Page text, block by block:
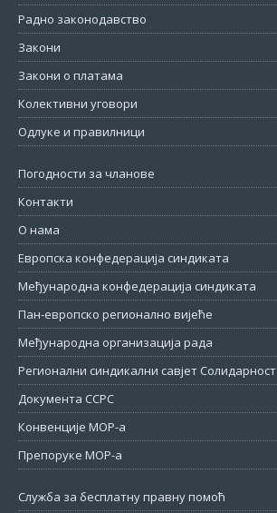
Радно законодавство
Закони
Закони о платама
Колективни уговори
Одлуке и правилници
Погодности за чланове
Контакти
О нама
Европска конфедерација синдиката
Међународна конфедерација синдиката
Пан-европско регионално вијеће
Међународна организација рада
Регионални синдикални савјет Солидарност
Документа ССРС
Конвенције МОР-а
Препоруке МОР-а
Служба за бесплатну правну помоћ